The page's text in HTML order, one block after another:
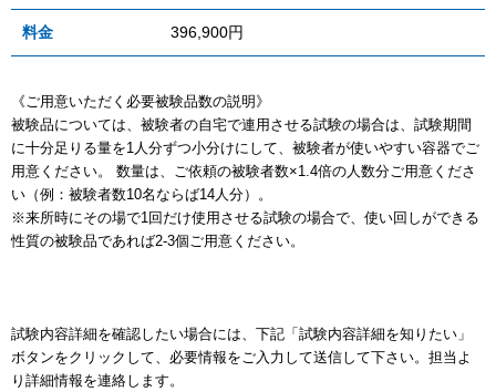
料金 396,900円
《ご用意いただく必要被験品数の説明》
被験品については、被験者の自宅で連用させる試験の場合は、試験期間
に十分足りる量を1人分ずつ小分けにして、被験者が使いやすい容器でご
用意ください。 数量は、ご依頼の被験者数×1.4倍の人数分ご用意くださ
い（例：被験者数10名ならば14人分）。
※来所時にその場で1回だけ使用させる試験の場合で、使い回しができる
性質の被験品であれば2-3個ご用意ください。
試験内容詳細を確認したい場合には、下記「試験内容詳細を知りたい」
ボタンをクリックして、必要情報をご入力して送信して下さい。担当よ
り詳細情報を連絡します。